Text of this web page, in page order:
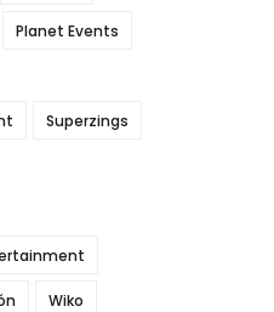
Planet Events
Superzings
Wiko